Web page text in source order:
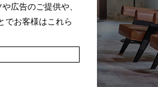
広告のご提供や、
でお客様はこれら